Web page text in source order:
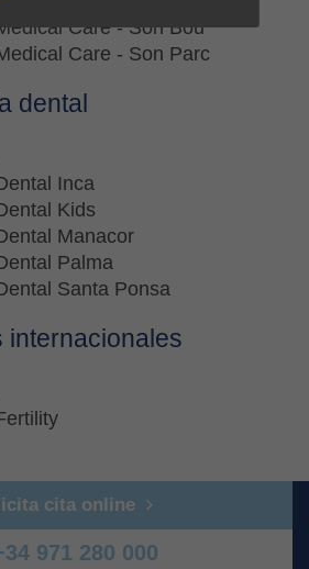
Care - Son Bou
Care - Son Parc
dental
Inca
Kids
Manacor
Palma
Santa Ponsa
internacionales
cita online
971 280 000